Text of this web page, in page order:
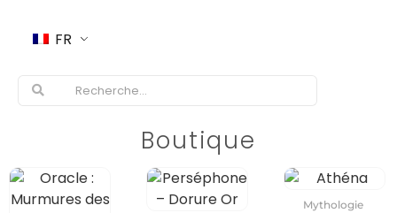
FR
Boutique
Mythologie